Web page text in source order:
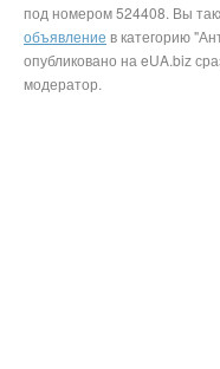
под номером 524408. Вы
объявление в категорию
опубликовано на eUA.biz
модератор.